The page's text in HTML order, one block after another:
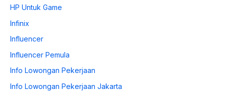
HP Untuk Game
Infinix
Influencer
Influencer Pemula
Info Lowongan Pekerjaan
Info Lowongan Pekerjaan Jakarta